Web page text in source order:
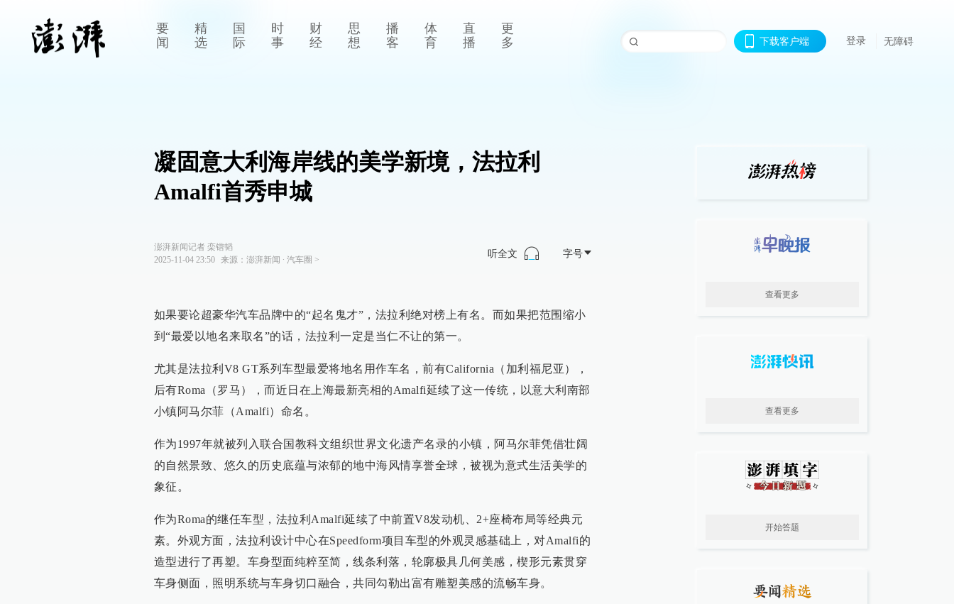
要
闻
精
选
国
际
时
事
财
经
思
想
播
客
体
育
直
播
更
多
下载客户端 登录 无障碍
凝固意大利海岸线的美学新境，法拉利
Amalfi首秀申城
澎湃新闻记者 栾锴韬
2025-11-04 23:50
来源： 澎湃新闻 ∙ 汽车圈 >
听全文 字号
如果要论超豪华汽车品牌中的“起名鬼才”，法拉利绝对榜上有名。而如果把范围缩小
到“最爱以地名来取名”的话，法拉利一定是当仁不让的第一。
尤其是法拉利V8 GT系列车型最爱将地名用作车名，前有California（加利福尼亚），
后有Roma（罗马），而近日在上海最新亮相的Amalfi延续了这一传统，以意大利南部
小镇阿马尔菲（Amalfi）命名。
作为1997年就被列入联合国教科文组织世界文化遗产名录的小镇，阿马尔菲凭借壮阔
的自然景致、悠久的历史底蕴与浓郁的地中海风情享誉全球，被视为意式生活美学的
象征。
作为Roma的继任车型，法拉利Amalfi延续了中前置V8发动机、2+座椅布局等经典元
素。外观方面，法拉利设计中心在Speedform项目车型的外观灵感基础上，对Amalfi的
造型进行了再塑。车身型面纯粹至简，线条利落，轮廓极具几何美感，楔形元素贯穿
车身侧面，照明系统与车身切口融合，共同勾勒出富有雕塑美感的流畅车身。
查看更多
查看更多
开始答题